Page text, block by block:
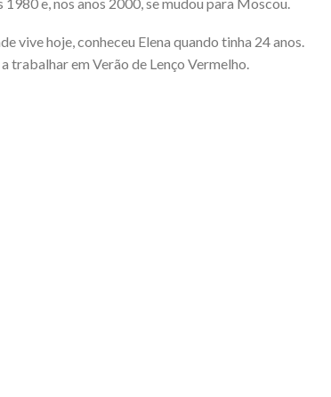
vive hoje, conheceu Elena quando tinha 24 anos.
trabalhar em Verão de Lenço Vermelho.